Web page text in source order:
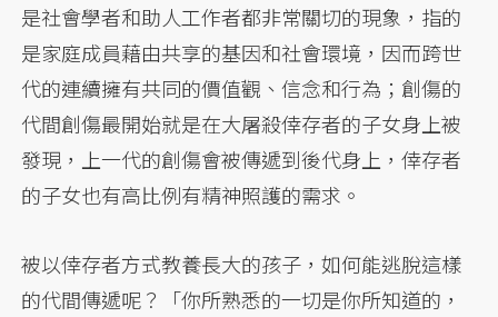
是社會學者和助人工作者都非常關切的現象，指的
是家庭成員藉由共享的基因和社會環境，因而跨世
代的連續擁有共同的價值觀、信念和行為；創傷的
代間創傷最開始就是在大屠殺倖存者的子女身上被
發現，上一代的創傷會被傳遞到後代身上，倖存者
的子女也有高比例有精神照護的需求。
被以倖存者方式教養長大的孩子，如何能逃脫這樣
的代間傳遞呢？「你所熟悉的一切是你所知道的，